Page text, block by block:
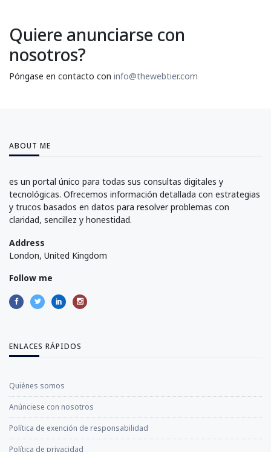
Quiere anunciarse con
nosotros?
Póngase en contacto con info@thewebtier.com
ABOUT ME
es un portal único para todas sus consultas digitales y
tecnológicas. Ofrecemos información detallada con estrategias
y trucos basados en datos para resolver problemas con
claridad, sencillez y honestidad.
Address
London, United Kingdom
Follow me
ENLACES RÁPIDOS
Quiénes somos
Anúnciese con nosotros
Política de exención de responsabilidad
Política de privacidad